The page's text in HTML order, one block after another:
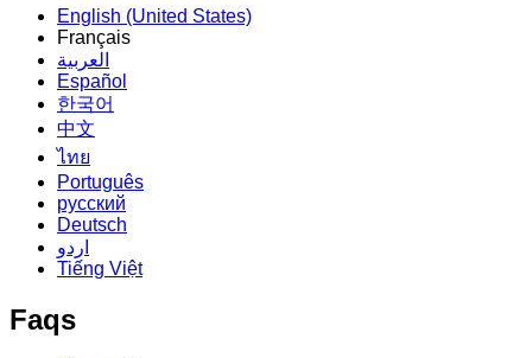
English (United States)
Français
العربية
Español
한국어
中文
ไทย
Português
русский
Deutsch
اردو
Tiếng Việt
Faqs